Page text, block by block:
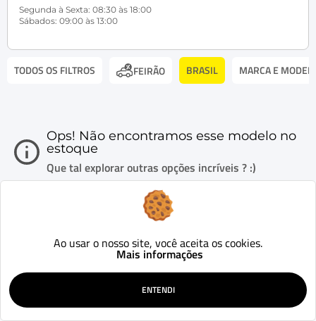
Segunda à Sexta: 08:30 às 18:00
Sábados: 09:00 às 13:00
TODOS OS FILTROS FEIRÃO BRASIL MARCA E
Ops! Não encontramos esse modelo no
estoque
Que tal explorar outras opções incríveis ? :)
Ao usar o nosso site, você aceita os cookies.
Mais informações
ENTENDI